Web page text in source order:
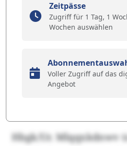
Zeitpässe
Zugriff für 1 Tag, 1
Wochen auswählen
Voller Zugriff auf das
Angebot
Hbgk/Ur. Mlqqxkdnwv